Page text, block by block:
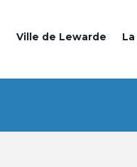
Ville de Lewarde